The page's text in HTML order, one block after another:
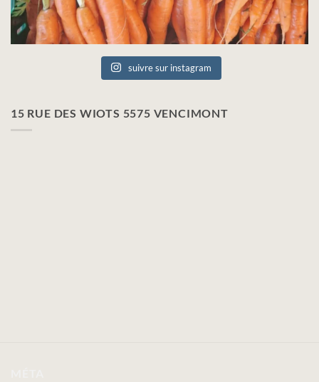
suivre sur instagram
15 RUE DES WIOTS 5575 VENCIMONT